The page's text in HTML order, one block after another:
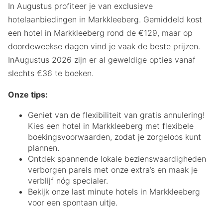
In Augustus profiteer je van exclusieve
hotelaanbiedingen in Markkleeberg. Gemiddeld kost
een hotel in Markkleeberg rond de €129, maar op
doordeweekse dagen vind je vaak de beste prijzen.
InAugustus 2026 zijn er al geweldige opties vanaf
slechts €36 te boeken.
Onze tips:
Geniet van de flexibiliteit van gratis annulering!
Kies een hotel in Markkleeberg met flexibele
boekingsvoorwaarden, zodat je zorgeloos kunt
plannen.
Ontdek spannende lokale bezienswaardigheden
verborgen parels met onze extra’s en maak je
verblijf nóg specialer.
Bekijk onze last minute hotels in Markkleeberg
voor een spontaan uitje.